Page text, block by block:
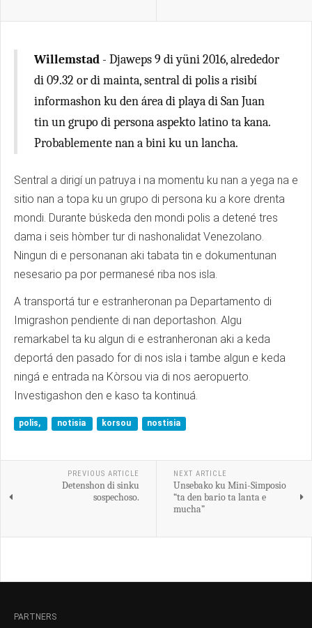
Willemstad - Djaweps 9 di yüni 2016, alrededor
di 09.32 or di mainta, sentral di polis a risibí
informashon ku den área di playa di San Juan
tin un grupo di persona aspekto latino ta kana.
Probablemente nan a bini ku un lancha.
Sentral a dirigí un patruya i na momentu ku nan a yega na e
sitio nan a topa ku un grupo di persona ku a kore drenta
mondi. Durante búskeda den mondi polis a detené tres
dama i seis hòmber tur di nashonalidat Venezolano.
Ningun di e personanan aki tabata tin e dokumentunan
nesesario pa por permanesé riba nos isla.
A transportá tur e estranheronan pa Departamento di
Imigrashon pendiente di nan deportashon. Algu
remarkabel ta ku algun di e estranheronan aki a keda
deportá den pasado for di nos isla i tambe algun e keda
ningá e entrada na Kòrsou via di nos aeropuerto.
Investigashon den e kaso ta kontinuá.
polis, notisia korsou nostisia
PREVIOUS ARTICLE
Detenshon di sinku
sospechoso.
NEXT ARTICLE
Unsebako ku Mini-Simposio
“ta den bario ta lanta e
mucha”
PARTNERS